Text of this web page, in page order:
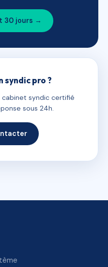
30 jours →
syndic pro ?
cabinet syndic certifié
sous 24h.